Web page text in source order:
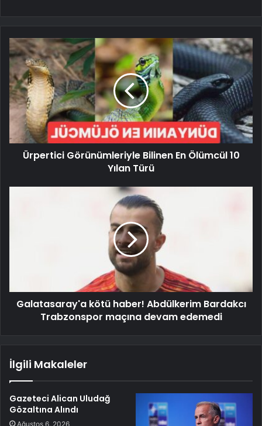
Ürpertici Görünümleriyle Bilinen En Ölümcül 10
Yılan Türü
Galatasaray'a kötü haber! Abdülkerim Bardakcı
Trabzonspor maçına devam edemedi
İlgili Makaleler
Gazeteci Alican Uludağ
Gözaltına Alındı
Ağustos 6, 2026